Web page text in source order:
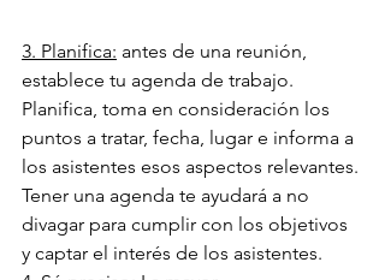
3. Planifica: antes de una reunión,
establece tu agenda de trabajo.
Planifica, toma en consideración los
puntos a tratar, fecha, lugar e informa a
los asistentes esos aspectos relevantes.
Tener una agenda te ayudará a no
divagar para cumplir con los objetivos
y captar el interés de los asistentes.